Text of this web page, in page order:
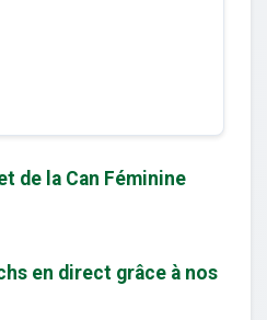
de la Can Féminine
en direct grâce à nos